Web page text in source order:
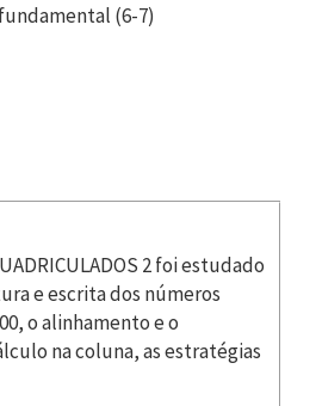
(6-7)
2 foi estudado
e escrita dos números
o alinhamento e o
na coluna, as estratégias